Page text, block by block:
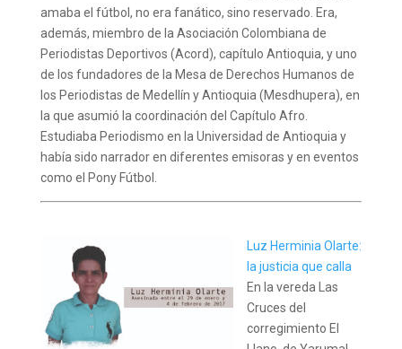
amaba el fútbol, no era fanático, sino reservado. Era,
además, miembro de la Asociación Colombiana de
Periodistas Deportivos (Acord), capítulo Antioquia, y uno
de los fundadores de la Mesa de Derechos Humanos de
los Periodistas de Medellín y Antioquia (Mesdhupera), en
la que asumió la coordinación del Capítulo Afro.
Estudiaba Periodismo en la Universidad de Antioquia y
había sido narrador en diferentes emisoras y en eventos
como el Pony Fútbol.
Luz Herminia Olarte:
la justicia que calla
En la vereda Las
Cruces del
corregimiento El